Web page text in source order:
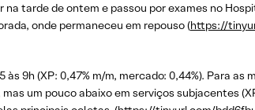
na tarde de ontem e passou por exames no
onde permaneceu em repouso (https://
às 9h (XP: 0,47% m/m, mercado: 0,44%). Para
um pouco abaixo em serviços subjacentes